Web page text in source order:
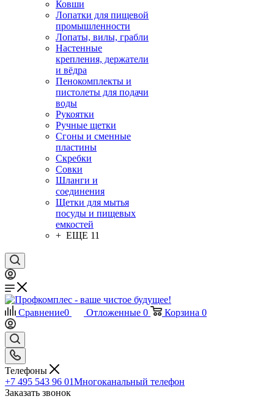
Ковши
Лопатки для пищевой
промышленности
Лопаты, вилы, грабли
Настенные
крепления, держатели
и вёдра
Пенокомплекты и
пистолеты для подачи
воды
Рукоятки
Ручные щетки
Сгоны и сменные
пластины
Скребки
Совки
Шланги и
соединения
Щетки для мытья
посуды и пищевых
емкостей
+ ЕЩЕ 11
Сравнение0 Отложенные 0 Корзина 0
Телефоны
+7 495 543 96 01Многоканальный телефон
Заказать звонок